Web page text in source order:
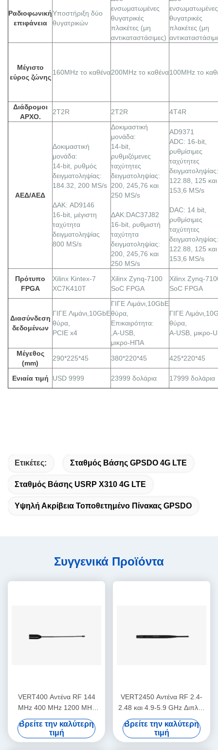
Ραδιοφωνική
επιφάνεια
Υποστήριξη δύο
θυγατρικών
ενσωματωμένες
θυγατρικές
πλακέτες (μη
αντικαταστάσιμες)
ενσωματωμένες
θυγατρικές
πλακέτες (μη
Μέγιστο
εύρος ζώνης
160MHz το καθένα200MHz το καθένα100MHz το
Διάδρομοι
ΑΡΧΟ.
2Τ2R 2Τ2R 4Τ4R
ΑΕΔ/ΑΕΔ
Δοκιμαστική
μονάδα:
14-bit, ρυθμός
δειγματοληψίας:
184.32, 200 MS/s
ΔΑΚ: AD9146
16-bit, μέγιστη
ταχύτητα
δειγματοληψίας
800 MS/s
Δοκιμαστική
μονάδα:
14-bit,
ρυθμιζόμενες
ταχύτητες
δειγματοληψίας:
200, 245,76 και
250 MS/s
ΔΑΚ:DAC37J82
16-bit, ρυθμιστή
ταχύτητα
δειγματοληψίας:
200, 245,76 και
250 MS/s
AD9371
ADC: 16-bit,
ρυθμίσιμες
ταχύτητες
δειγματοληψίας:
122.88, 125 και
153,6 MS/s
DAC: 14 bit,
ρυθμίσιμες
ταχύτητες
δειγματοληψίας:
122.88, 125 και
153,6 MS/s
Πρότυπο
FPGA
Xilinx Kintex-7
XC7K410T
Xilinx Zynq-7100
SoC FPGA
Xilinx Zynq-
SoC FPGA
Διασύνδεση
δεδομένων
ΓΙΓΕ Λιμάνι, 10GbE
θύρα,
PCIE x4
ΓΙΓΕ Λιμάνι, 10GbE
θύρα,
Επικαιρότητα:
,A-USB,
μικρο-ΗΠΑ
ΓΙΓΕ Λιμάνι,
θύρα,
A-USB, μικρο-
Μέγεθος
(mm)
290*225*45 380*220*45 425*220*45
Ενιαία τιμή USD 9999 23999 δολάρια 17999 δολάρια
Ετικέτες: Σταθμός Βάσης GPSDO 4G LTE
Σταθμός Βάσης USRP X310 4G LTE
Υψηλή Ακρίβεια Τοποθετημένο Πίνακας GPSDO
Συγγενικά Προϊόντα
VERT400 Αντένα RF 144
MHz 400 MHz 1200 MHz
Triband κάθετη
ολικοκατευθυντική κεραία
Βρείτε την καλύτερη
τιμή
VERT2450 Αντένα RF 2.4-
2.48 και 4.9-5.9 GHz Διπλής
ζώνης 3dBi Gain Vertical
Omni-directional Antenna
Βρείτε την καλύτερη
τιμή